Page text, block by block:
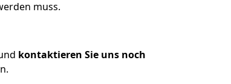
muss.
kontaktieren Sie uns noch